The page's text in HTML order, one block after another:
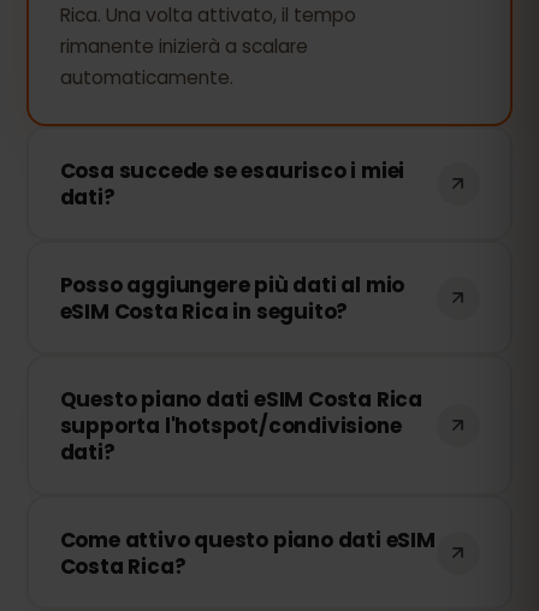
Rica. Una volta attivato, il tempo
rimanente inizierà a scalare
automaticamente.
Cosa succede se esaurisco i miei
dati?
connessione verrà interrotta. Puoi
ricaricare facilmente la tua eSIM dal
Posso aggiungere più dati al mio
eSIM Costa Rica in seguito?
qualsiasi momento senza dover
reinstallare la tua eSIM. Accedi al tuo
account e seleziona il quantitativo di dati
Questo piano dati eSIM Costa Rica
supporta l'hotspot/condivisione
dati?
dati tramite hotspot con altri dispositivi.
Tuttavia, velocità e disponibilità
Come attivo questo piano dati eSIM
Costa Rica?